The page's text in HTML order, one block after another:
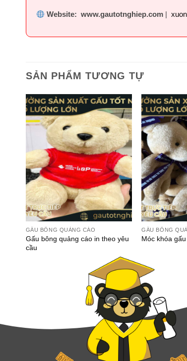
Website: www.gautotnghiep.com |
SẢN PHẨM TƯƠNG TỰ
GẤU BÔNG QUẢNG CÁO
Gấu bông quảng cáo in theo yêu
cầu
GẤU BÔNG
Móc khóa